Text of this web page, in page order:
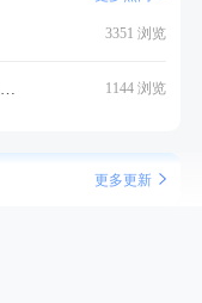
3351 浏览
1144 浏览
更多更新